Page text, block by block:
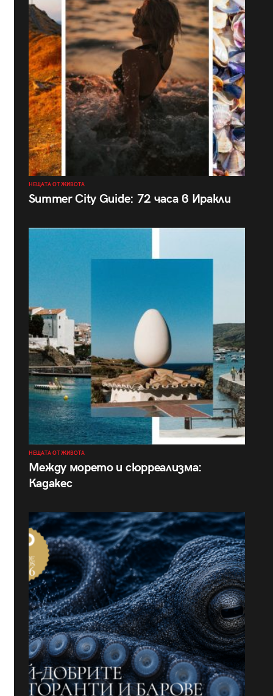
НЕЩАТА ОТ ЖИВОТА
Summer City Guide: 72 часа в Иракли
НЕЩАТА ОТ ЖИВОТА
Между морето и сюрреализма:
Кадакес